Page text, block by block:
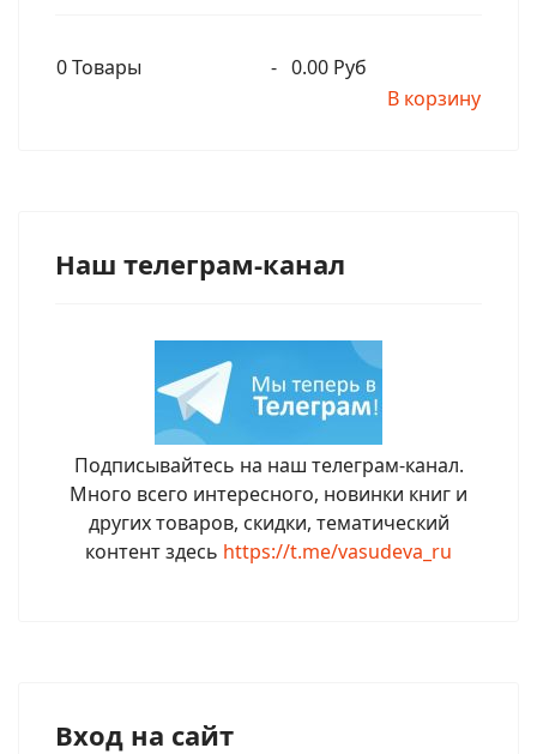
0Товары - 0.00 Руб
В корзину
Наш телеграм-канал
Подписывайтесь на наш телеграм-канал.
Много всего интересного, новинки книг и
других товаров, скидки, тематический
контент здесь https://t.me/vasudeva_ru
Вход на сайт